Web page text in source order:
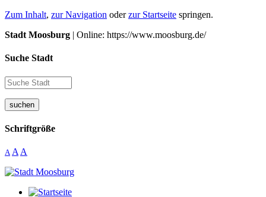
Zum Inhalt, zur Navigation oderzur Startseite springen.
Stadt Moosburg | Online: https://www.moosburg.de/
Suche Stadt
suchen
Schriftgröße
A A A